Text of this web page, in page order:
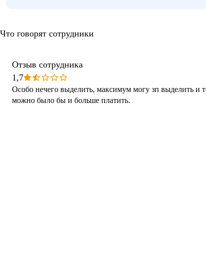
Что говорят сотрудники
Отзыв сотрудника
1,7
Особо нечего выделить, максимум могу зп выделить и
можно было бы и больше платить.